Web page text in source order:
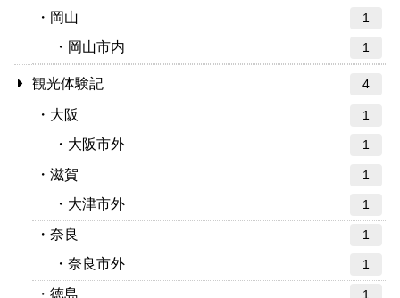
岡山 1
岡山市内 1
観光体験記 4
大阪 1
大阪市外 1
滋賀 1
大津市外 1
奈良 1
奈良市外 1
徳島 1